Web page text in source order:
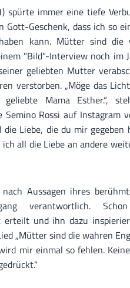
spürte immer eine tiefe
Gott-Geschenk, dass ich so
kann. Mütter sind die
"Bild"-Interview noch im
geliebten Mutter
verstorben. „Möge das
geliebte Mama Esther.“,
Semino Rossi auf
die Liebe, die du mir
all die Liebe an andere
Aussagen ihres
verantwortlich.
erteilt und ihn dazu
„Mütter sind die wahren
mir einmal so fehlen.